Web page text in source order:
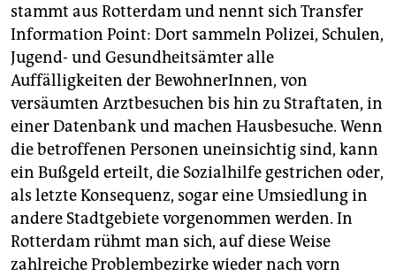
stammt aus Rotterdam und nennt sich Transfer
Information Point: Dort sammeln Polizei, Schulen,
Jugend- und Gesundheitsämter alle
Auffälligkeiten der BewohnerInnen, von
versäumten Arztbesuchen bis hin zu Straftaten, in
einer Datenbank und machen Hausbesuche. Wenn
die betroffenen Personen uneinsichtig sind, kann
ein Bußgeld erteilt, die Sozialhilfe gestrichen oder,
als letzte Konsequenz, sogar eine Umsiedlung in
andere Stadtgebiete vorgenommen werden. In
Rotterdam rühmt man sich, auf diese Weise
zahlreiche Problembezirke wieder nach vorn